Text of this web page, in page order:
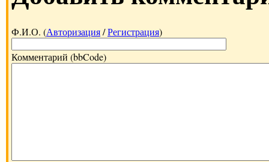
Ф.И.О. (Авторизация/Регистрация)
Комментарий (bbCode)